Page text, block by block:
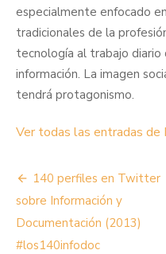
especialmente enfocado
tradicionales de la
tecnología al trabajo
información. La imagen
tendrá protagonismo.
Ver todas las entradas de
Navegación
de
entradas
140 perfiles en Twitter
sobre Información y
Documentación (2013)
#los140infodoc